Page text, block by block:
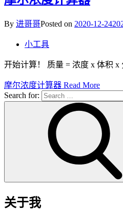
By 进哥哥Posted on 2020-12-24
小工具
开始计算！ 质量 = 浓度 x 体积
摩尔浓度计算器 Read More
Search for:
关于我